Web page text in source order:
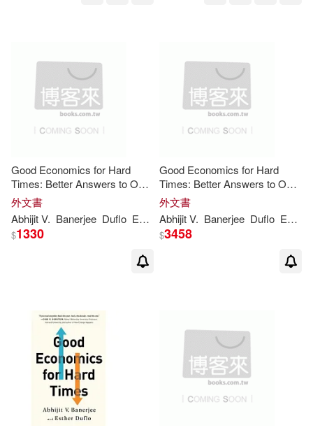
可港澳店取(11)
可新加坡店取(11)
其他 (可複選)
Good Economics for Hard
Times: Better Answers to Our
Biggest Problems
外文書
AbhijitV. Banerjee Duflo Esther
$1330
Good Economics for Hard
Times: Better Answers to Our
Biggest Problems
外文書
AbhijitV. Banerjee Duflo Esther
$3458